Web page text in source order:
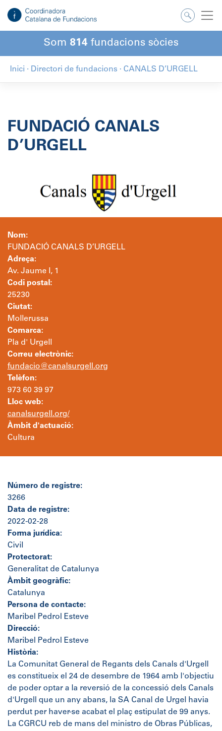
contingut
Som 814 fundacions sòcies
Inici · Directori de fundacions · CANALS D’URGELL
FUNDACIÓ CANALS
D’URGELL
Nom:
FUNDACIÓ CANALS D’URGELL
Adreça:
Av. Jaume I, 1
Codi postal:
25230
Ciutat:
Mollerussa
Comarca:
Pla d' Urgell
Correu electrònic:
fundacio@canalsurgell.org
Telèfon:
973 60 39 97
Lloc web:
canalsurgell.org/
Àmbit d'actuació:
Cultura
Número de registre:
3266
Data de registre:
2022-02-28
Forma jurídica:
Civil
Protectorat:
Generalitat de Catalunya
Àmbit geogràfic:
Catalunya
Persona de contacte:
Maribel Pedrol Esteve
Direcció:
Maribel Pedrol Esteve
Història:
La Comunitat General de Regants dels Canals d'Urgell
es constitueix el 24 de desembre de 1964 amb l'objectiu
de poder optar a la reversió de la concessió dels Canals
d'Urgell que un any abans, la SA Canal de Urgel havia
perdut per haver-se acabat el plaç estipulat de 99 anys.
La CGRCU reb de mans del ministro de Obras Públicas,